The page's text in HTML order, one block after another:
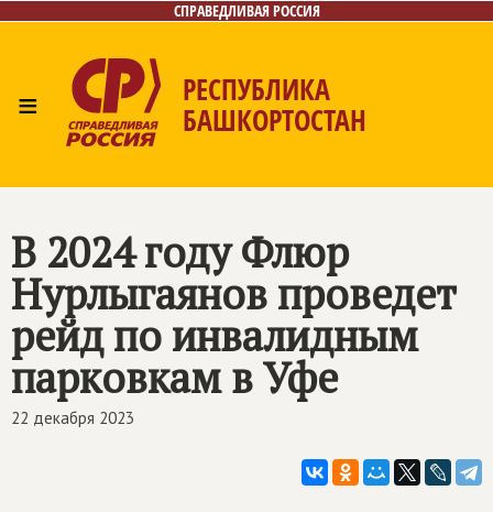
СПРАВЕДЛИВАЯ РОССИЯ
≡ РЕСПУБЛИКА
БАШКОРТОСТАН
В 2024 году Флюр
Нурлыгаянов проведет
рейд по инвалидным
парковкам в Уфе
22 декабря 2023